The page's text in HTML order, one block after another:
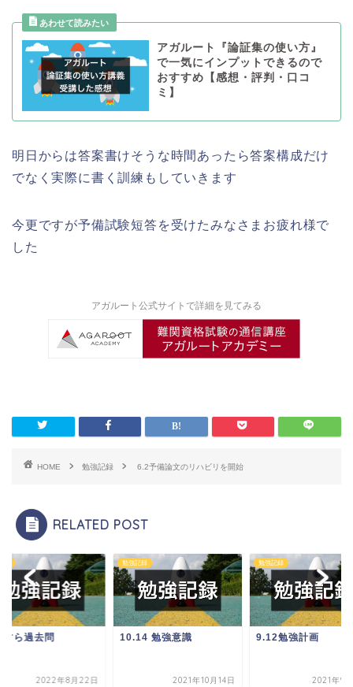
アガルート『論証集の使い方』
で一気にインプットできるので
おすすめ【感想・評判・口コ
ミ】
明日からは答案書けそうな時間あったら答案構成だけ
でなく実際に書く訓練もしていきます
今更ですが予備試験短答を受けたみなさまお疲れ様で
した
アガルート公式サイトで詳細を見てみる
HOME 勉強記録 6.2予備論文のリハビリを開始
RELATED POST
すら過去問
2022年8月22日
勉強記録
10.14 勉強意識
2021年10月14日
勉強記録
9.12勉強計画
2021年9